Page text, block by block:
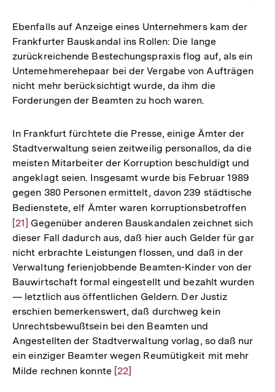
der
Ebenfalls auf Anzeige eines Unternehmers kam der
Frankfurter Bauskandal ins Rollen: Die lange
zurückreichende Bestechungspraxis flog auf, als ein
Untemehmerehepaar bei der Vergabe von Aufträgen
nicht mehr berücksichtigt wurde, da ihm die
Forderungen der Beamten zu hoch waren.
In Frankfurt fürchtete die Presse, einige Ämter der
Stadtverwaltung seien zeitweilig personallos, da die
meisten Mitarbeiter der Korruption beschuldigt und
angeklagt seien. Insgesamt wurde bis Februar 1989
gegen 380 Personen ermittelt, davon 239 städtische
Bedienstete, elf Ämter waren korruptionsbetroffen
der
[21] Gegenüber anderen Bauskandalen zeichnet sich
dieser Fall dadurch aus, daß hier auch Gelder für gar
nicht erbrachte Leistungen flossen, und daß in der
Verwaltung ferienjobbende Beamten-Kinder von der
Bauwirtschaft formal eingestellt und bezahlt wurden
— letztlich aus öffentlichen Geldern. Der Justiz
erschien bemerkenswert, daß durchweg kein
Unrechtsbewußtsein bei den Beamten und
Angestellten der Stadtverwaltung vorlag, so daß nur
ein einziger Beamter wegen Reumütigkeit mit mehr
Milde rechnen konnte Zur
[22]